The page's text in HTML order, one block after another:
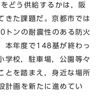
どう供給するかは，阪
きた課題だ。京都市では
トンの耐震性のある防火
本年度で148基が終わっ
学校，駐車場，公園等々
とを踏まえ，身近な場所
計画を新たに進めてい